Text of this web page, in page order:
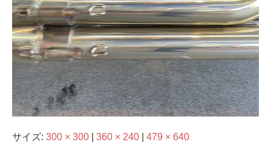
サイズ: 300 × 300 360 × 240 479 × 640